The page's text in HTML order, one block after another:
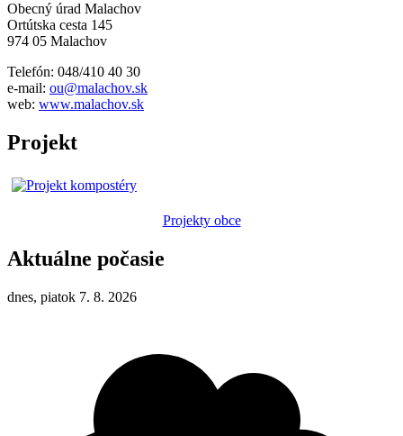
Obecný úrad Malachov
Ortútska cesta 145
974 05 Malachov
Telefón: 048/410 40 30
e-mail: ou@malachov.sk
web: www.malachov.sk
Projekt
Projekty obce
Aktuálne počasie
dnes, piatok 7. 8. 2026